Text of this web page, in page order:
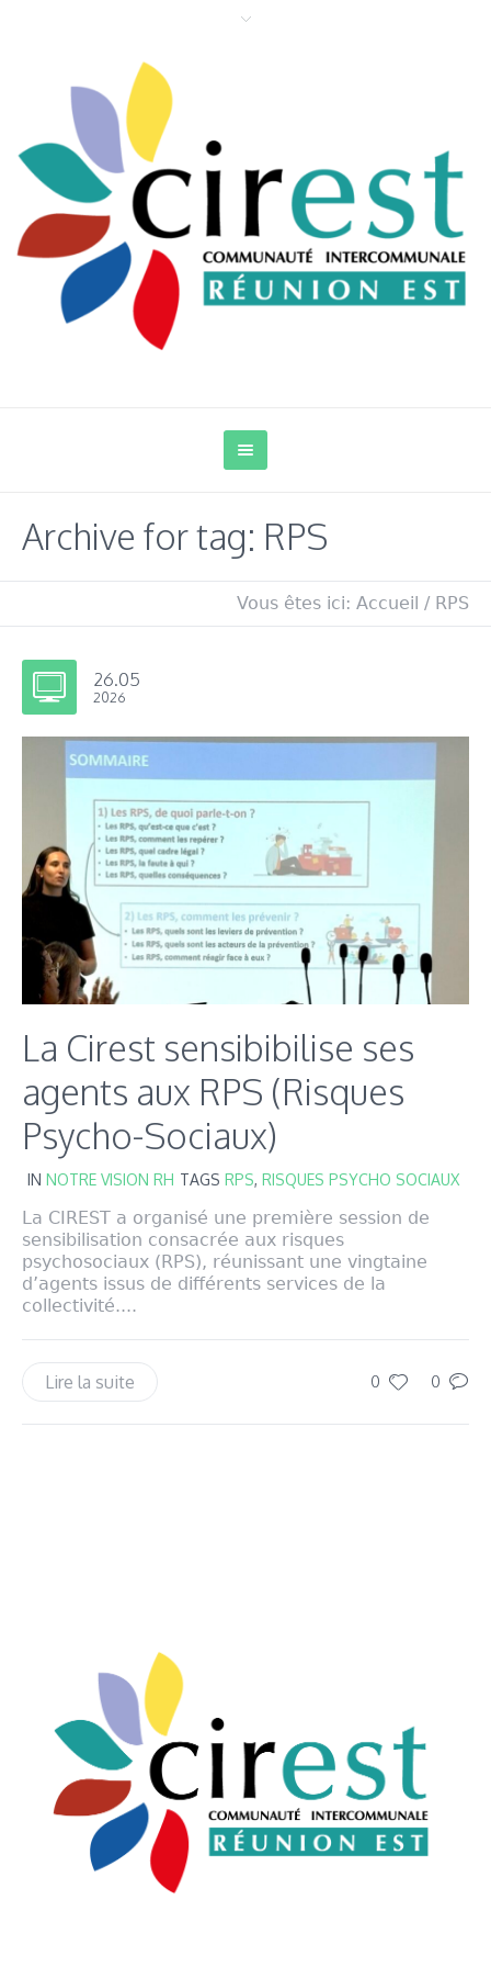
Archive for tag: RPS
Vous êtes ici: Accueil / RPS
26.05
2026
La Cirest sensibibilise ses
agents aux RPS (Risques
Psycho-Sociaux)
IN NOTRE VISION RH TAGS RPS, RISQUES PSYCHO SOCIAUX
La CIREST a organisé une première session de
sensibilisation consacrée aux risques
psychosociaux (RPS), réunissant une vingtaine
d’agents issus de différents services de la
collectivité....
0 0
Lire la suite